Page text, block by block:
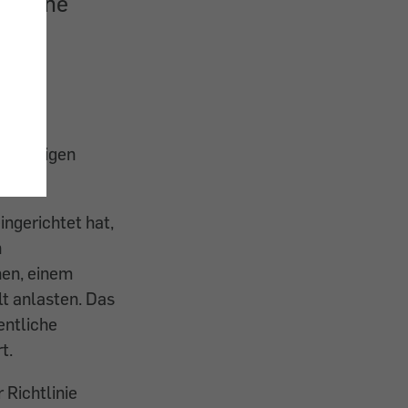
hat,
einem
anlasten. Das
Richtlinie